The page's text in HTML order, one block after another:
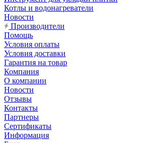
Котлы и водонагреватели
Новости
Производители
Помощь
Условия оплаты
Условия доставки
Гарантия на товар
Компания
О компании
Новости
Отзывы
Контакты
Партнеры
Сертификаты
Информация